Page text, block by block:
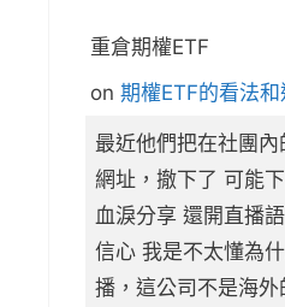
重倉期權ETF
on 期權ETF的看法和
最近他們把在社團
網址，撤下了 可能
血淚分享 還開直播
信心 我是不太懂為
播，這公司不是海